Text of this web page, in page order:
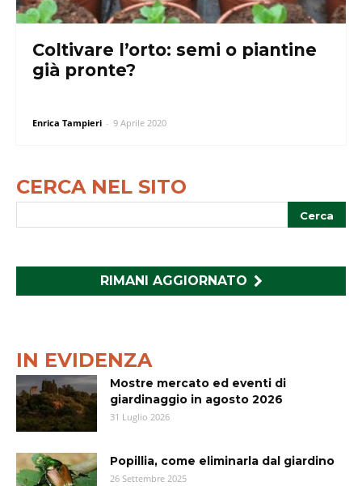
Coltivare l’orto: semi o piantine
già pronte?
Enrica Tampieri - 9 Aprile 2020
CERCA NEL SITO
RIMANI AGGIORNATO
IN EVIDENZA
Mostre mercato ed eventi di
giardinaggio in agosto 2026
31 Luglio 2026
Popillia, come eliminarla dal giardino
26 Settembre 2025